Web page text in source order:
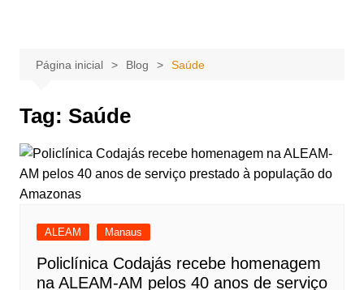
conteúdoPágina inicial Blog Saúde
Tag: Saúde
ALEAM Manaus
Policlínica Codajás recebe homenagem
na ALEAM-AM pelos 40 anos de serviço